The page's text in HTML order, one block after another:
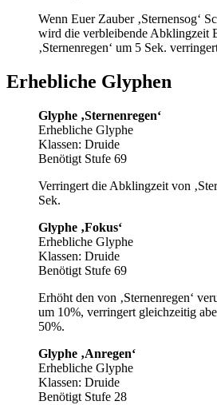
Wenn Euer Zauber ‚Sternensog‘
wird die verbleibende Abklingzeit
‚Sternenregen‘ um 5 Sek.
Erhebliche Glyphen
Glyphe ‚Sternenregen‘
Erhebliche Glyphe
Klassen: Druide
Benötigt Stufe 69
Verringert die Abklingzeit von
Sek.
Glyphe ‚Fokus‘
Erhebliche Glyphe
Klassen: Druide
Benötigt Stufe 69
Erhöht den von ‚Sternenregen‘
um 10%, verringert gleichzeitig
50%.
Glyphe ‚Anregen‘
Erhebliche Glyphe
Klassen: Druide
Benötigt Stufe 28